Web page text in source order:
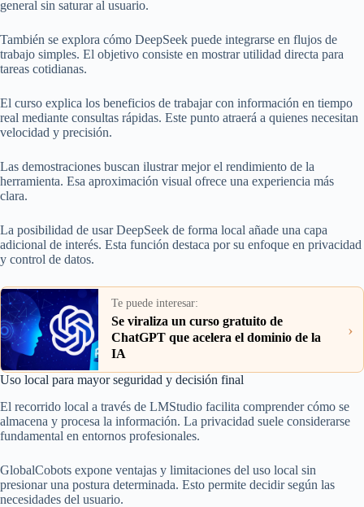
general sin saturar al usuario.
También se explora cómo DeepSeek puede integrarse en flujos de
trabajo simples. El objetivo consiste en mostrar utilidad directa para
tareas cotidianas.
El curso explica los beneficios de trabajar con información en tiempo
real mediante consultas rápidas. Este punto atraerá a quienes necesitan
velocidad y precisión.
Las demostraciones buscan ilustrar mejor el rendimiento de la
herramienta. Esa aproximación visual ofrece una experiencia más
clara.
La posibilidad de usar DeepSeek de forma local añade una capa
adicional de interés. Esta función destaca por su enfoque en privacidad
y control de datos.
Te puede interesar:
Se viraliza un curso gratuito de
ChatGPT que acelera el dominio de la
IA
›
Uso local para mayor seguridad y decisión final
El recorrido local a través de LMStudio facilita comprender cómo se
almacena y procesa la información. La privacidad suele considerarse
fundamental en entornos profesionales.
GlobalCobots expone ventajas y limitaciones del uso local sin
presionar una postura determinada. Esto permite decidir según las
necesidades del usuario.